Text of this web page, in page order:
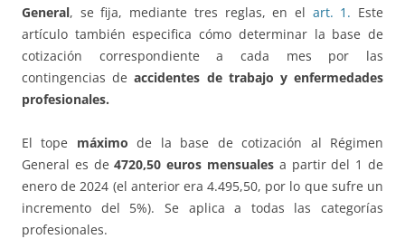
General, se fija, mediante tres reglas, en el art. 1. Este
artículo también especifica cómo determinar la base de
cotización correspondiente a cada mes por las
contingencias deaccidentes de trabajo y enfermedades
profesionales.
El tope máximode la base de cotización al Régimen
General es de4720,50 euros mensuales a partir del 1 de
enero de 2024 (el anterior era 4.495,50, por lo que sufre un
incremento del 5%). Se aplica a todas las categorías
profesionales.